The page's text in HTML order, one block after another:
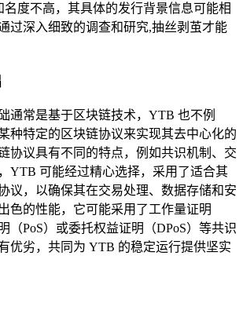
度不高，其具体的发行背景信息可能相
过深入细致的调查和研究,抽丝剥茧才能
通常是基于区块链技术，YTB 也不例
种特定的区块链协议来实现其去中心化的
协议具有不同的特点，例如共识机制、交
YTB 可能经过精心选择，采用了适合其
议，以确保其在交易处理、数据存储和安
色的性能，它可能采用了工作量证明
（PoS）或委托权益证明（DPoS）等共识
优劣，共同为 YTB 的稳定运行提供坚实